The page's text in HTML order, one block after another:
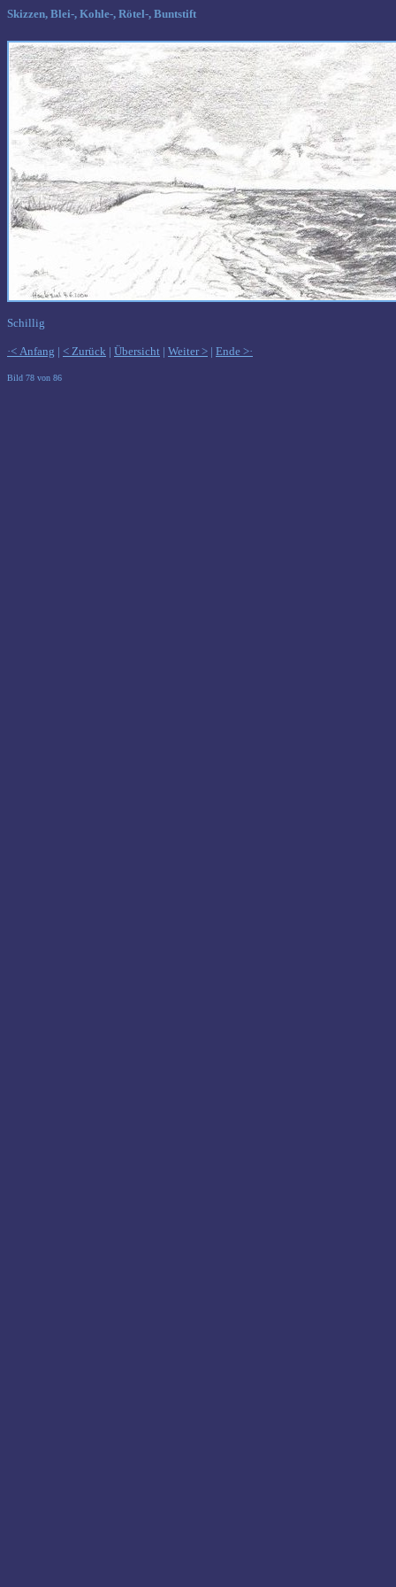
Skizzen, Blei-, Kohle-, Rötel-, Buntstift
Schillig
·< Anfang | < Zurück | Übersicht | Weiter > | Ende >·
Bild 78 von 86